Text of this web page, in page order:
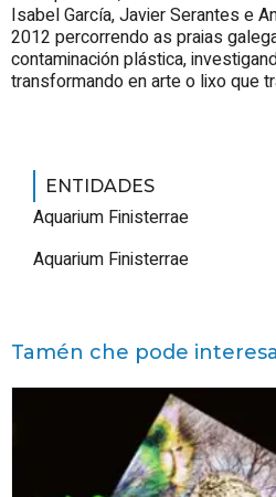
Isabel García, Javier Serantes e
2012 percorrendo as praias
contaminación plástica,
transformando en arte o lixo que
ENTIDADES
Aquarium Finisterrae
Aquarium Finisterrae
Tamén che pode